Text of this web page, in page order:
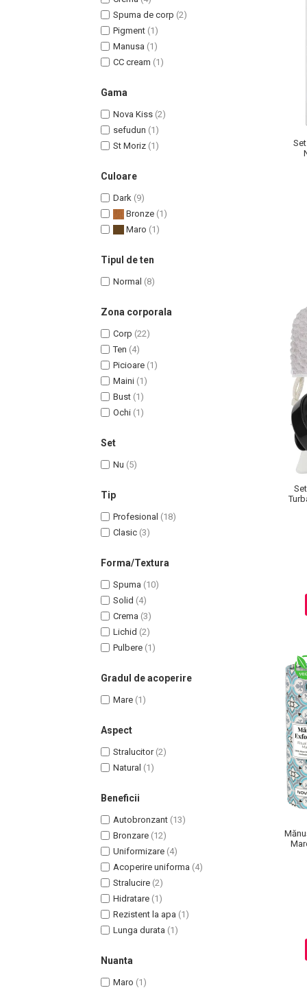
Uleiuri Unghii / Cuticule
Produse Curatare Ten
Demachiant si Apa Micelara
Spuma de corp (2)
Pigment (1)
Manusa (1)
CC cream (1)
Gama
Nova Kiss (2)
sefudun (1)
St Moriz (1)
Culoare
Dark (9)
Bronze (1)
Maro (1)
Tipul de ten
Normal (8)
Zona corporala
Corp (22)
Ten (4)
Picioare (1)
Maini (1)
Bust (1)
Ochi (1)
Set
Nu (5)
Tip
Profesional (18)
Clasic (3)
Forma/Textura
Spuma (10)
Solid (4)
Crema (3)
Lichid (2)
Pulbere (1)
Gradul de acoperire
Mare (1)
Aspect
Stralucitor (2)
Natural (1)
Beneficii
Autobronzant (13)
Bronzare (12)
Uniformizare (4)
Acoperire uniforma (4)
Stralucire (2)
Hidratare (1)
Rezistent la apa (1)
Lunga durata (1)
Nuanta
Maro (1)